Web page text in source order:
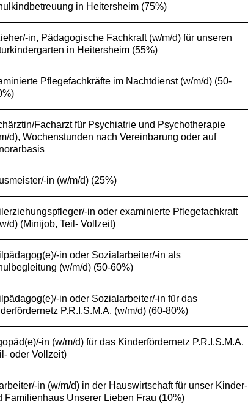
in Heitersheim (75%)
in, Pädagogische Fachkraft (w/m/d) für unseren
in Heitersheim (55%)
Pflegefachkräfte im Nachtdienst (w/m/d) (50-
Facharzt für Psychiatrie und Psychotherapie
d), Wochenstunden nach Vereinbarung oder auf
in (w/m/d) (25%)
in oder examinierte Pflegefachkraft
d) (Minijob, Teil- Vollzeit)
in oder Sozialarbeiter/-in als
(w/m/d) (50-60%)
in oder Sozialarbeiter/-in für das
P.R.I.S.M.A. (w/m/d) (60-80%)
in (w/m/d) für das Kinderfördernetz P.R.I.S.M.A.
oder Vollzeit)
in (w/m/d) in der Hauswirtschaft für unser Kinder-
Familienhaus Unserer Lieben Frau (10%)